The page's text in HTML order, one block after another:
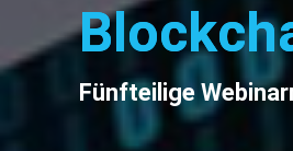
Fünfteilige